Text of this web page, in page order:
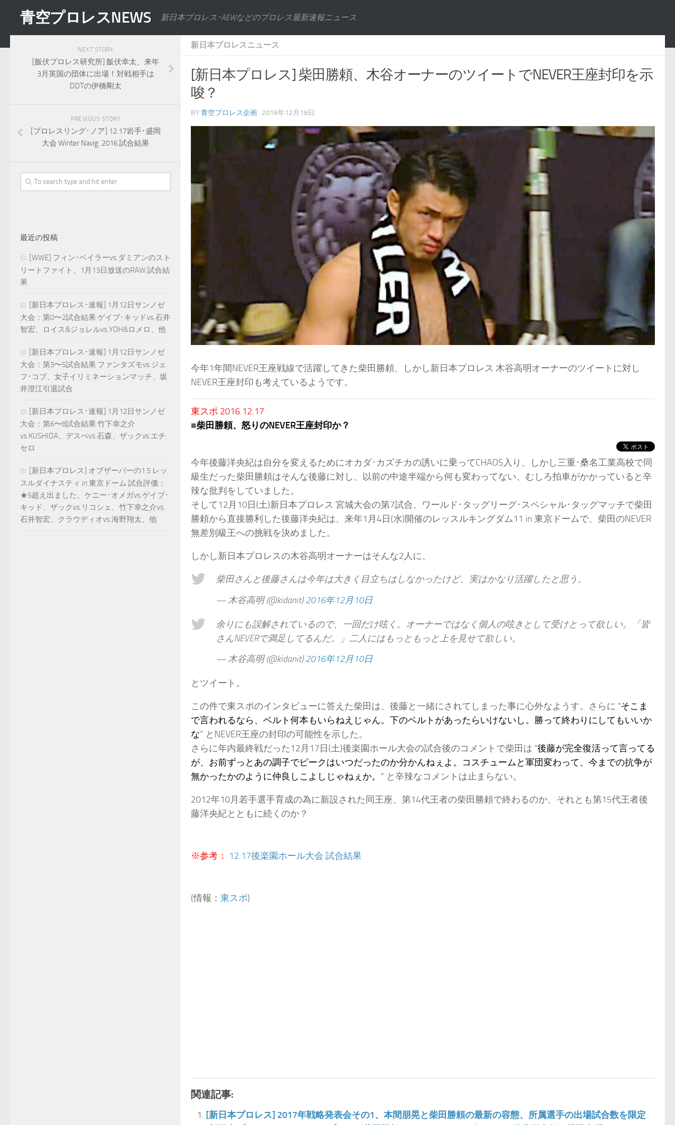
青空プロレスNEWS 新日本プロレス･AEWなどのプロレス最新速報ニュース
新日本プロレスニュース
[新日本プロレス] 柴田勝頼、木谷オーナーのツイートでNEVER王座封印を示
唆？
BY 青空プロレス企画 · 2016年12月18日
今年1年間NEVER王座戦線で活躍してきた柴田勝頼、しかし新日本プロレス 木谷高明オーナーのツイートに対し
NEVER王座封印も考えているようです。
東スポ 2016.12.17
■柴田勝頼、怒りのNEVER王座封印か？
今年後藤洋央紀は自分を変えるためにオカダ･カズチカの誘いに乗ってCHAOS入り、しかし三重･桑名工業高校で同
級生だった柴田勝頼はそんな後藤に対し、以前の中途半端から何も変わってない、むしろ拍車がかかっていると辛
辣な批判をしていました。
そして12月10日(土)新日本プロレス 宮城大会の第7試合、ワールド･タッグリーグ･スペシャル･タッグマッチで柴田
勝頼から直接勝利した後藤洋央紀は、来年1月4日(水)開催のレッスルキングダム11 in 東京ドームで、柴田のNEVER
無差別級王への挑戦を決めました。
しかし新日本プロレスの木谷高明オーナーはそんな2人に、
柴田さんと後藤さんは今年は大きく目立ちはしなかったけど、実はかなり活躍したと思う。
— 木谷高明 (@kidanit)2016年12月10日
余りにも誤解されているので、一回だけ呟く。オーナーではなく個人の呟きとして受けとって欲しい。「皆
さんNEVERで満足してるんだ。」二人にはもっともっと上を見せて欲しい。
— 木谷高明 (@kidanit)2016年12月10日
とツイート。
この件で東スポのインタビューに答えた柴田は、後藤と一緒にされてしまった事に心外なようす。さらに “そこま
で言われるなら、ベルト何本もいらねえじゃん。下のベルトがあったらいけないし。勝って終わりにしてもいいか
な” とNEVER王座の封印の可能性を示した。
さらに年内最終戦だった12月17日(土)後楽園ホール大会の試合後のコメントで柴田は “後藤が完全復活って言ってる
が、お前ずっとあの調子でピークはいつだったのか分かんねぇよ。コスチュームと軍団変わって、今までの抗争が
無かったかのように仲良しこよしじゃねぇか。 ” と辛辣なコメントは止まらない。
2012年10月若手選手育成の為に新設された同王座、第14代王者の柴田勝頼で終わるのか、それとも第15代王者後
藤洋央紀とともに続くのか？
※参考： 12.17後楽園ホール大会 試合結果
(情報： 東スポ)
関連記事:
[新日本プロレス] 2017年戦略発表会その1、本間朋晃と柴田勝頼の最新の容態、所属選手の出場試合数を限定
NEXT STORY
[飯伏プロレス研究所] 飯伏幸太、来年
3月英国の団体に出場！対戦相手は
DDTの伊橋剛太
PREVIOUS STORY
[プロレスリング･ノア] 12.17岩手･盛岡
大会 Winter Navig. 2016 試合結果
最近の投稿
[WWE] フィン･ベイラーvs.ダミアンのスト
リートファイト、1月13日放送のRAW 試合結
果
[新日本プロレス･速報] 1月12日サンノゼ
大会：第0〜2試合結果 ゲイブ･キッドvs.石井
智宏、ロイス&ジョレルvs.YOH&ロメロ、他
[新日本プロレス･速報] 1月12日サンノゼ
大会：第3〜5試合結果 ファンタズモvs.ジェ
フ･コブ、女子イリミネーションマッチ、坂
井澄江引退試合
[新日本プロレス･速報] 1月12日サンノゼ
大会：第6〜8試合結果 竹下幸之介
vs.KUSHIDA、デスぺvs.石森、ザックvs.エチ
セロ
[新日本プロレス] オブザーバーの1.5 レッ
スルダイナスティ in 東京ドーム 試合評価：
★5超え出ました、ケニー･オメガvs.ゲイブ･
キッド、ザックvs.リコシェ、竹下幸之介vs.
石井智宏、クラウディオvs.海野翔太、他